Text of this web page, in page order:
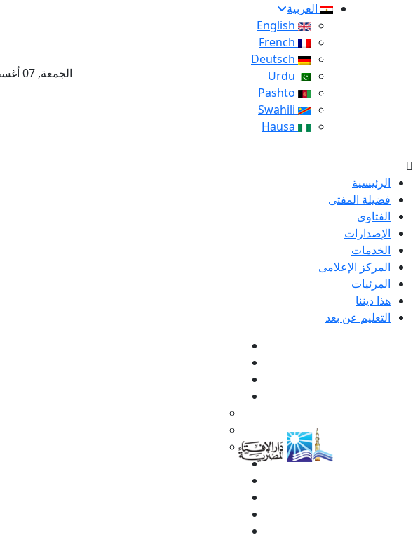
العربية
الجمعة, 07 أغسطس 2026 – 24 صفر 1448 هـ
الرئيسية
فضيلة المفتى
الفتاوى
الإصدارات
الخدمات
المركز الإعلامى
المرئيات
هذا ديننا
التعليم عن بعد